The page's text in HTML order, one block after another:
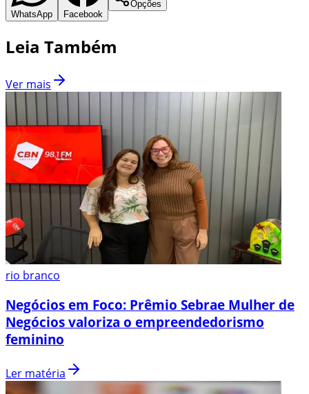
WhatsApp Facebook
Opções
Leia Também
Ver mais
rio branco
Negócios em Foco: Prêmio Sebrae Mulher de
Negócios valoriza o empreendedorismo
feminino
Ler matéria